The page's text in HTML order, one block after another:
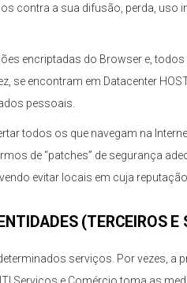
contra a sua difusão, perda, uso
encriptadas do Browser e,
se encontram em Datacenter
pessoais.
todos os que navegam na
de “patches” de segurança
evitar locais em cuja
(TERCEIROS
serviços. Por vezes, a